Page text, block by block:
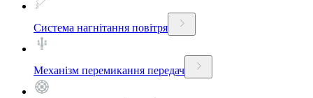
Система нагнітання повітря
Механізм перемикання передач